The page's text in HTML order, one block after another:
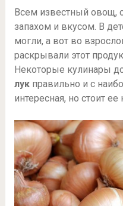
Всем известный
запахом и вкусом. В
могли, а вот во
раскрывали этот
Некоторые кулинары
лукправильно и с
интересная, но стоит